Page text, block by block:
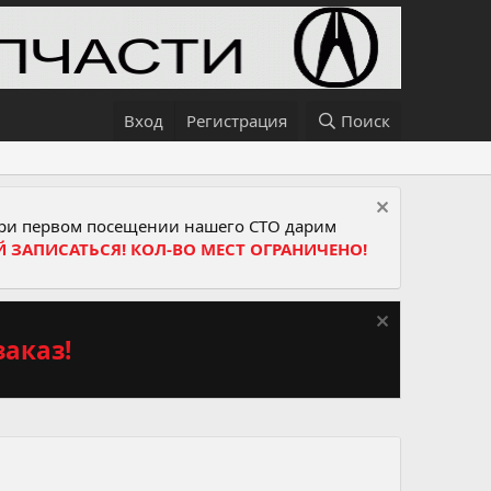
Вход Регистрация Поиск
первом посещении нашего СТО дарим
ЗАПИСАТЬСЯ! КОЛ-ВО МЕСТ ОГРАНИЧЕНО!